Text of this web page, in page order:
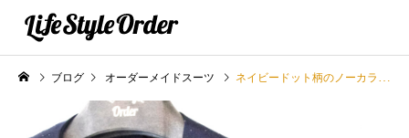
ブログ オーダーメイドスーツ ネイビードット柄のノーカラースーツ|スリーピース仕立て